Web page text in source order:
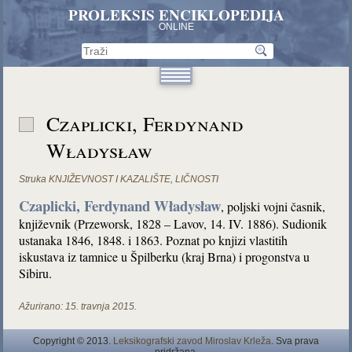
PROLEKSIS ENCIKLOPEDIJA
ONLINE
Czaplicki, Ferdynand
Władysław
Struka KNJIŽEVNOST I KAZALIŠTE,LIČNOSTI
Czaplicki, Ferdynand Władysław, poljski vojni časnik,
književnik (Przeworsk, 1828 – Lavov, 14. IV. 1886). Sudionik
ustanaka 1846, 1848. i 1863. Poznat po knjizi vlastitih
iskustava iz tamnice u Špilberku (kraj Brna) i progonstva u
Sibiru.
Ažurirano: 15. travnja 2015.
Copyright © 2013. Leksikografski zavod Miroslav Krleža. Sva prava